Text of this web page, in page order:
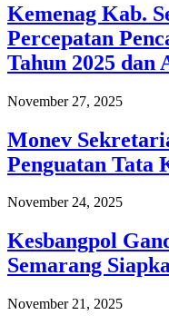
Kemenag Kab.
Percepatan
Tahun 2025 dan
November 27, 2025
Monev
Penguatan Tata
November 24, 2025
Kesbangpol
Semarang
November 21, 2025